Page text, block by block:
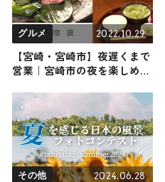
グルメ 2022.10.29
【宮崎・宮崎市】夜遅くまで
営業｜宮崎市の夜を楽しめる
その他 2024.06.28